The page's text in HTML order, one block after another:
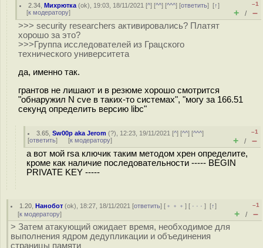
2.34 ,Михрютка (ok), 19:03, 18/11/2021 [^] [^^] [^^^] [ответить][↑]
[к модератору]
–1
+ / –
>>> security researchers активировались? Платят
хорошо за это?
>>>Группа исследователей из Грацского
технического университета
да, именно так.
грантов не лишают и в резюме хорошо смотрится
"обнаружил N cve в таких-то системах", "могу за 166.51
секунд определить версию libc"
3.65 ,Sw00p aka Jerom (?), 12:23, 19/11/2021 [^] [^^] [^^^]
[ответить] [к модератору]
–1
+ / –
а вот мой rsa ключик таким методом хрен определите,
кроме как наличие последовательности ----- BEGIN
PRIVATE KEY -----
1.20 ,Нанобот (ok), 18:27, 18/11/2021 [ответить] [ ﹢﹢﹢] [ · · ·][↑]
[к модератору]
–1
+ / –
> Затем атакующий ожидает время, необходимое для
выполнения ядром дедупликации и объединения
страницы памяти